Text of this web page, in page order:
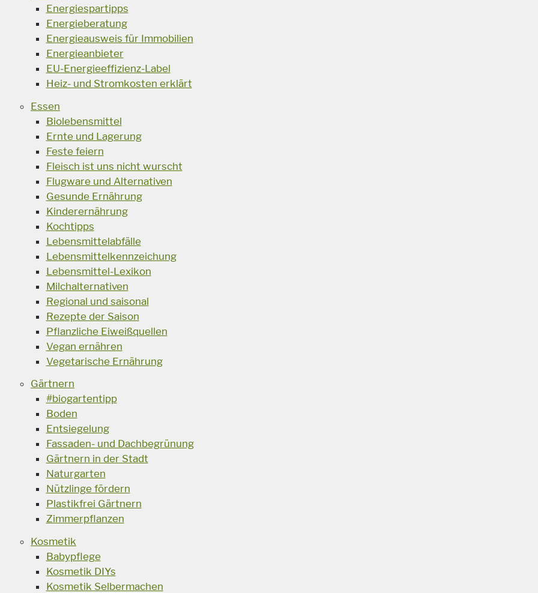
Energiespartipps
Energieberatung
Energieausweis für Immobilien
Energieanbieter
EU-Energieeffizienz-Label
Heiz- und Stromkosten erklärt
Essen
Biolebensmittel
Ernte und Lagerung
Feste feiern
Fleisch ist uns nicht wurscht
Flugware und Alternativen
Gesunde Ernährung
Kinderernährung
Kochtipps
Lebensmittelabfälle
Lebensmittelkennzeichung
Lebensmittel-Lexikon
Milchalternativen
Regional und saisonal
Rezepte der Saison
Pflanzliche Eiweißquellen
Vegan ernähren
Vegetarische Ernährung
Gärtnern
#biogartentipp
Boden
Entsiegelung
Fassaden- und Dachbegrünung
Gärtnern in der Stadt
Naturgarten
Nützlinge fördern
Plastikfrei Gärtnern
Zimmerpflanzen
Kosmetik
Babypflege
Kosmetik DIYs
Kosmetik Selbermachen